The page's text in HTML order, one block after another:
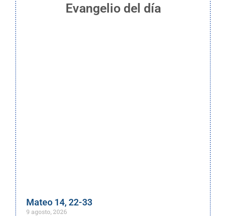
Evangelio del día
Mateo 14, 22-33
9 agosto, 2026